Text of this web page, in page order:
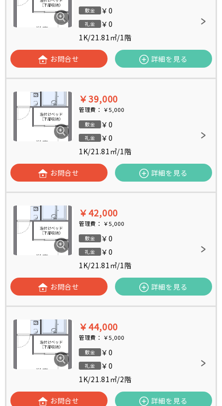
敷金 ￥0
礼金
￥0
1K/21.81㎡/1階
お問合せ 詳細を見る
￥39,000
管理費： ￥5,000
敷金 ￥0
礼金
￥0
1K/21.81㎡/1階
お問合せ 詳細を見る
￥42,000
管理費： ￥5,000
敷金 ￥0
礼金
￥0
1K/21.81㎡/1階
お問合せ 詳細を見る
￥44,000
管理費： ￥5,000
敷金 ￥0
礼金
￥0
1K/21.81㎡/2階
お問合せ 詳細を見る